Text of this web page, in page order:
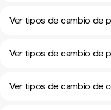
Ver tipos de cambio de
Ver tipos de cambio de
Ver tipos de cambio de